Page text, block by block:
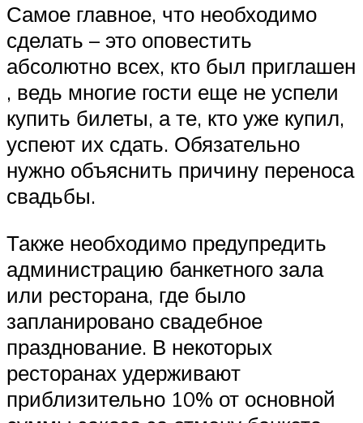
Самое главное, что необходимо
сделать – это оповестить
абсолютно всех, кто был приглашен
, ведь многие гости еще не успели
купить билеты, а те, кто уже купил,
успеют их сдать. Обязательно
нужно объяснить причину переноса
свадьбы.
Также необходимо предупредить
администрацию банкетного зала
или ресторана, где было
запланировано свадебное
празднование. В некоторых
ресторанах удерживают
приблизительно 10% от основной